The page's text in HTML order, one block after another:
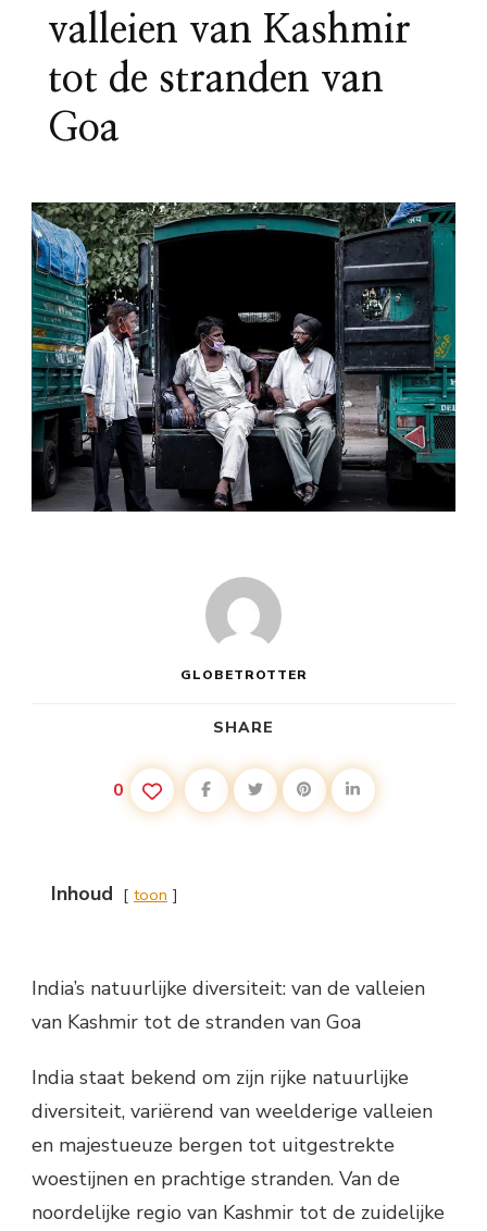
valleien van Kashmir
tot de stranden van
Goa
GLOBETROTTER
SHARE
0
Inhoud toon
India’s natuurlijke diversiteit: van de valleien
van Kashmir tot de stranden van Goa
India staat bekend om zijn rijke natuurlijke
diversiteit, variërend van weelderige valleien
en majestueuze bergen tot uitgestrekte
woestijnen en prachtige stranden. Van de
noordelijke regio van Kashmir tot de zuidelijke